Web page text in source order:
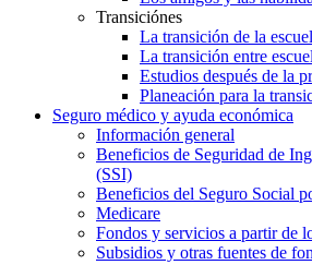
Transiciónes
La transición de la
La transición entre
Estudios después de la
Planeación para la
Seguro médico y ayuda económica
Información general
Beneficios de Seguridad de
(SSI)
Beneficios del Seguro Social
Medicare
Fondos y servicios a partir de
Subsidios y otras fuentes de